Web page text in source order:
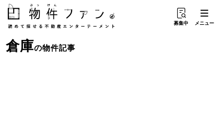
募集中 メニュー
倉庫の物件記事